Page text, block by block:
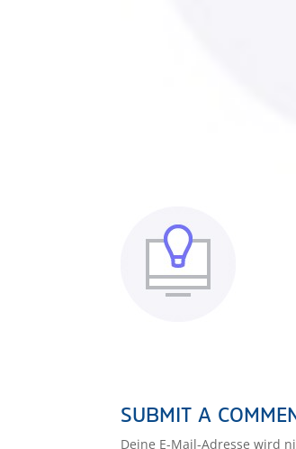
SUBMIT A
Deine E-Mail-Adresse wird